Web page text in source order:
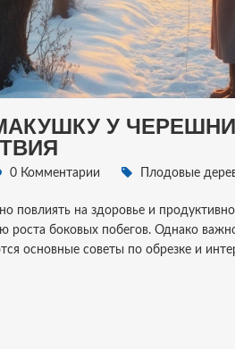
У
0 Комментарии Плодовые
повлиять на здоровье и
боковых побегов. Однако
основные советы по обрезке и